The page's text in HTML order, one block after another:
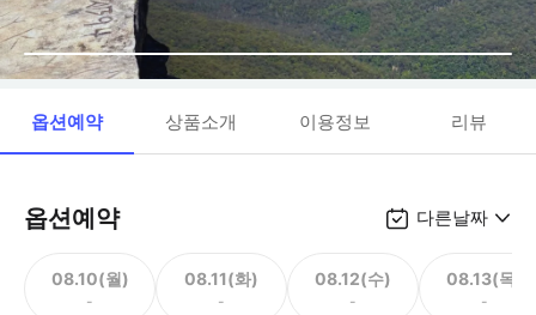
옵션예약 상품소개 이용정보 리뷰
옵션예약 다른날짜
08.10(월)
-
08.11(화)
-
08.12(수)
-
08.13(목)
-